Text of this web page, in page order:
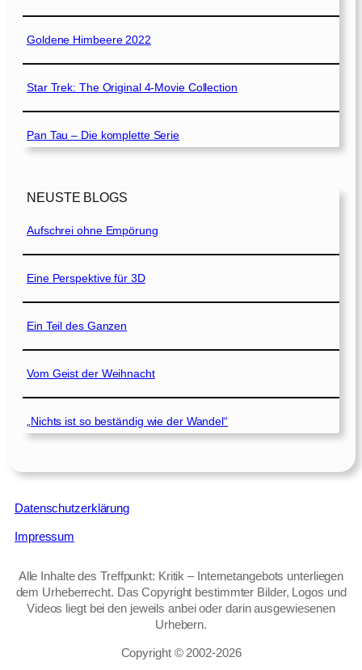
Goldene Himbeere 2022
Star Trek: The Original 4-Movie Collection
Pan Tau – Die komplette Serie
NEUSTE BLOGS
Aufschrei ohne Empörung
Eine Perspektive für 3D
Ein Teil des Ganzen
Vom Geist der Weihnacht
„Nichts ist so beständig wie der Wandel“
Datenschutzerklärung
Impressum
Alle Inhalte des Treffpunkt: Kritik – Internetangebots unterliegen
dem Urheberrecht. Das Copyright bestimmter Bilder, Logos und
Videos liegt bei den jeweils anbei oder darin ausgewiesenen
Urhebern.
Copyright © 2002‑2026